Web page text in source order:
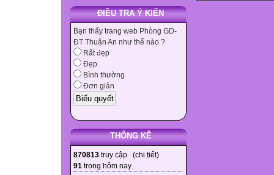
ĐIỀU TRA Ý KIẾN
Bạn thấy trang web Phòng GD-
ĐT Thuận An như thế nào ?
Rất đẹp
Đẹp
Bình thường
Đơn giản
THỐNG KÊ
870813 truy cập (chi tiết)
91 trong hôm nay